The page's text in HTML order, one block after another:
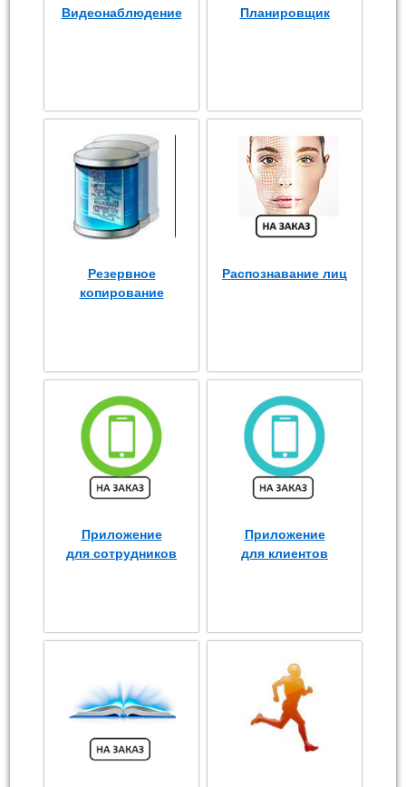
Видеонаблюдение Планировщик
Резервное
копирование
Распознавание лиц
Приложение
для сотрудников
Приложение
для клиентов